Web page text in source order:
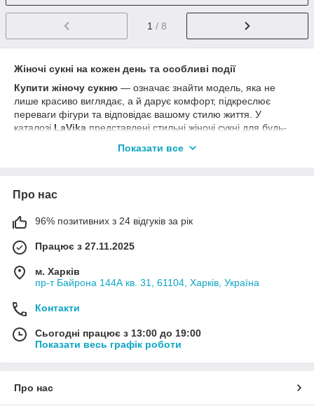
1 / 8
Жіночі сукні на кожен день та особливі події
Купити жіночу сукню — означає знайти модель, яка не
лише красиво виглядає, а й дарує комфорт, підкреслює
переваги фігури та відповідає вашому стилю життя. У
каталозі LaVika представлені стильні жіночі сукні для будь-
демісезонні, лляні, трикотажні, сукні-сорочки та моделі
модних тенденцій, тому у нас легко знайти як базову сукню
Якщо ви хочетекупити жіночу сукню в Україні
комфорт, якісні тканини та сучасний дизайн, у LaVika
знайдеться модель саме для вас.
Які жіночі сукні представлені в каталозі
всі основні потреби сучасної жінки.
У нас ви знайдете:
повсякденні сукні;
святкові сукні;
Показати все
Про нас
96% позитивних з 24 відгуків за рік
Працює з 27.11.2025
м. Харків
пр-т Байрона 144А кв. 31, 61104, Харків, Україна
Контакти
Сьогодні працює з 13:00 до 19:00
Показати весь графік роботи
Про нас